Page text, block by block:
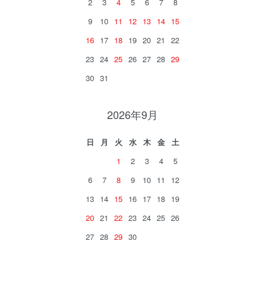
9
10 11 12 13 14 15
16 17 18 19 20 21
22
23 24 25 26 27 28 29
30 31
2026年9月
日 月 火 水 木 金
土
1
2 3 4
5
6
7 8 9 10 11
12
13 14 15 16 17 18 19
20 21 22 23 24 25 26
27 28 29 30